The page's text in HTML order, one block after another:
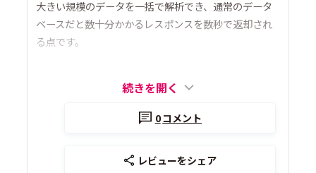
大きい規模のデータを一括で解析でき、通常のデータ
ベースだと数十分かかるレスポンスを数秒で返却され
る点です。
続きを開く
0コメント
レビューをシェア